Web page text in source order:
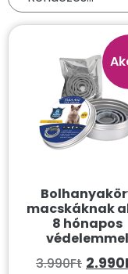
macskáknak
8 hónapos
védelemmel
3.990Ft 2.990
Összes
Kutya
Macska